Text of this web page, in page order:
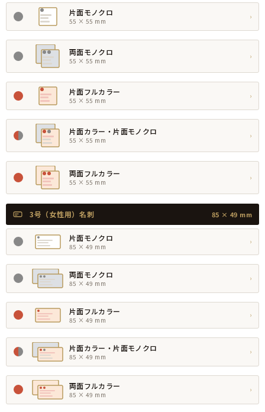
片面モノクロ
55 × 55 mm
›
両面モノクロ
55 × 55 mm
›
片面フルカラー
55 × 55 mm
›
片面カラー・片面モノクロ
55 × 55 mm
›
両面フルカラー
55 × 55 mm
›
3号（女性用）名刺 85 × 49 mm
片面モノクロ
85 × 49 mm
›
両面モノクロ
85 × 49 mm
›
片面フルカラー
85 × 49 mm
›
片面カラー・片面モノクロ
85 × 49 mm
›
両面フルカラー
85 × 49 mm
›